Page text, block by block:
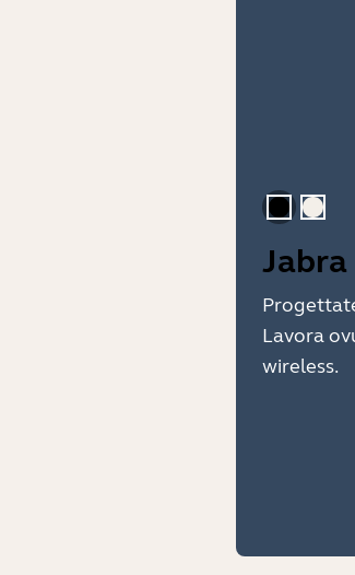
NeroBeige
Jabra
Lavora
wireless.